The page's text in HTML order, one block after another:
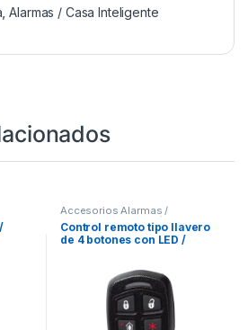
,Alarmas / Casa Inteligente
Accesorios Alarmas /
Alarmas / Casa
Inteligente
Control remoto tipo llavero
de 4 botones con LED /